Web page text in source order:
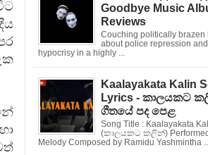
Goodbye Music
Reviews
Couching politically brazen
about police repression
hypocrisy in a highly ...
Kaalayakata Kalin
Lyrics - කාලයකට
ගීතයේ පද පෙළ
Song Title : Kaalayakata
(කාලයකට කලින්)
Melody Composed by Ramidu Yashmintha ...